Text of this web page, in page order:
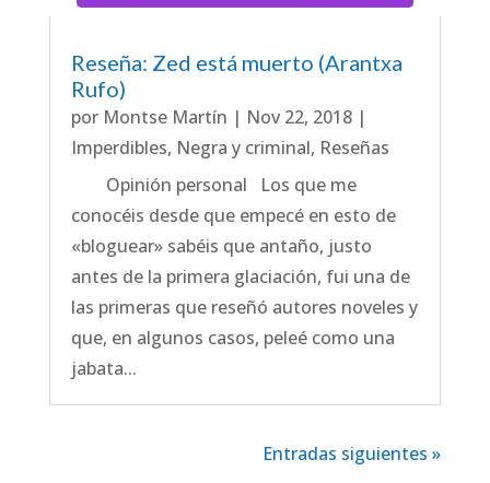
Reseña: Zed está muerto (Arantxa
Rufo)
por Montse Martín | Nov 22, 2018|
Imperdibles, Negra y criminal, Reseñas
Opinión personal Los que me
conocéis desde que empecé en esto de
«bloguear» sabéis que antaño, justo
antes de la primera glaciación, fui una de
las primeras que reseñó autores noveles y
que, en algunos casos, peleé como una
jabata...
Entradas siguientes »